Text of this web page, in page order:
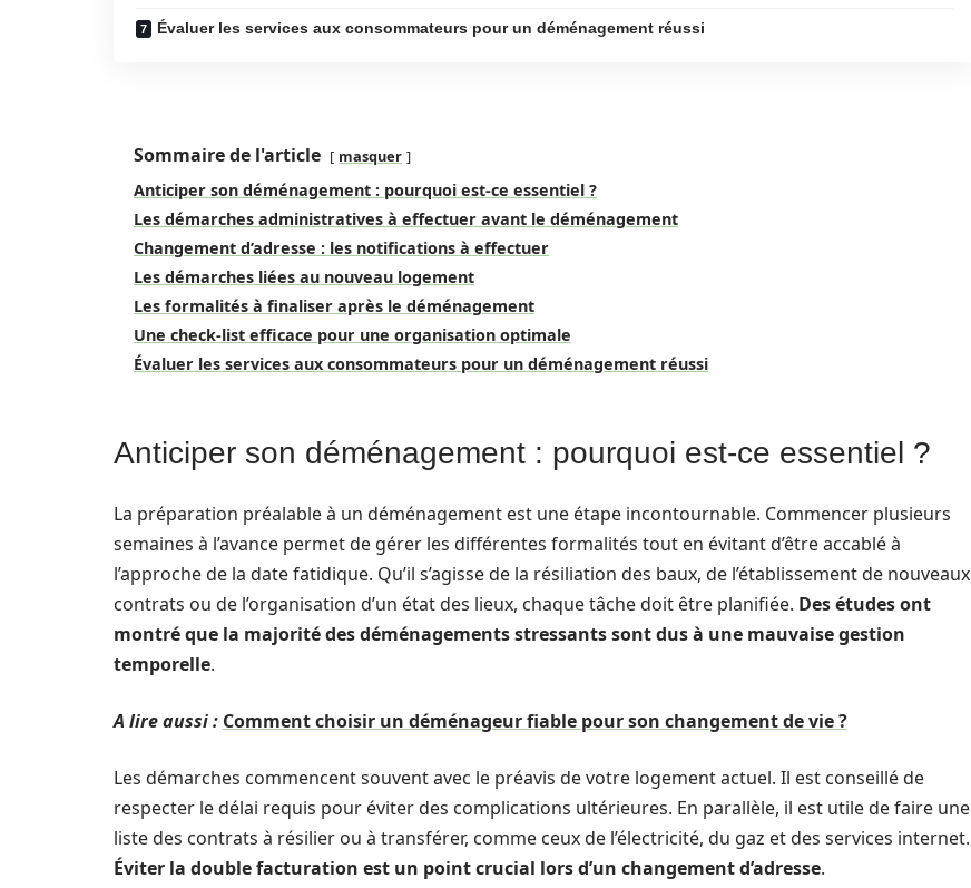
Évaluer les services aux consommateurs pour un déménagement réussi
Sommaire de l'article masquer
Anticiper son déménagement : pourquoi est-ce essentiel ?
Les démarches administratives à effectuer avant le déménagement
Changement d’adresse : les notifications à effectuer
Les démarches liées au nouveau logement
Les formalités à finaliser après le déménagement
Une check-list efficace pour une organisation optimale
Évaluer les services aux consommateurs pour un déménagement réussi
Anticiper son déménagement : pourquoi est-ce essentiel ?
La préparation préalable à un déménagement est une étape incontournable. Commencer plusieurs
semaines à l’avance permet de gérer les différentes formalités tout en évitant d’être accablé à
l’approche de la date fatidique. Qu’il s’agisse de la résiliation des baux, de l’établissement de nouveaux
contrats ou de l’organisation d’un état des lieux, chaque tâche doit être planifiée. Des études ont
montré que la majorité des déménagements stressants sont dus à une mauvaise gestion
temporelle.
A lire aussi : Comment choisir un déménageur fiable pour son changement de vie ?
Les démarches commencent souvent avec le préavis de votre logement actuel. Il est conseillé de
respecter le délai requis pour éviter des complications ultérieures. En parallèle, il est utile de faire une
liste des contrats à résilier ou à transférer, comme ceux de l’électricité, du gaz et des services internet.
Éviter la double facturation est un point crucial lors d’un changement d’adresse.